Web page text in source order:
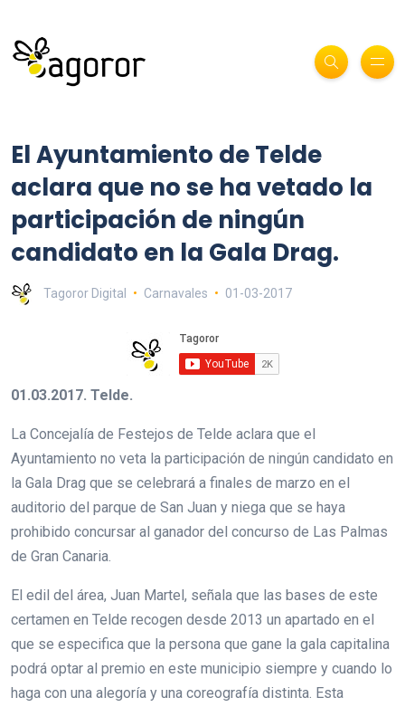
El Ayuntamiento de Telde
aclara que no se ha vetado la
participación de ningún
candidato en la Gala Drag.
Tagoror Digital Carnavales 01-03-2017
01.03.2017. Telde.
La Concejalía de Festejos de Telde aclara que el
Ayuntamiento no veta la participación de ningún candidato en
la Gala Drag que se celebrará a finales de marzo en el
auditorio del parque de San Juan y niega que se haya
prohibido concursar al ganador del concurso de Las Palmas
de Gran Canaria.
El edil del área, Juan Martel, señala que las bases de este
certamen en Telde recogen desde 2013 un apartado en el
que se especifica que la persona que gane la gala capitalina
podrá optar al premio en este municipio siempre y cuando lo
haga con una alegoría y una coreografía distinta. Esta